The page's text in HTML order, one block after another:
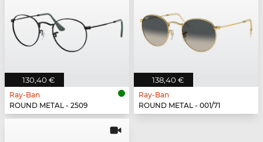
130,40 €
Ray-Ban
ROUND METAL - 2509
138,40 €
Ray-Ban
ROUND METAL - 001/71